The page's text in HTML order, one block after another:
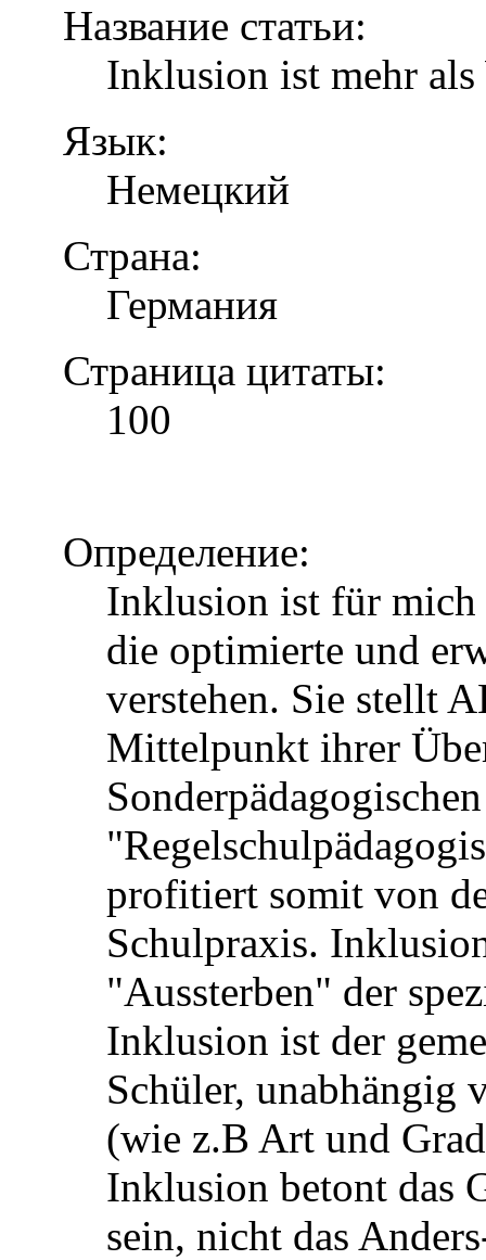
Название статьи:
Inklusion ist mehr
Язык:
Немецкий
Страна:
Германия
Страница цитаты:
100
Определение:
Inklusion ist für mich
die optimierte und
verstehen. Sie stellt
Mittelpunkt ihrer
profitiert somit von
Schulpraxis.
"Aussterben" der
Inklusion ist der
Schüler, unabhängig
(wie z.B Art und
Inklusion betont das
sein, nicht das